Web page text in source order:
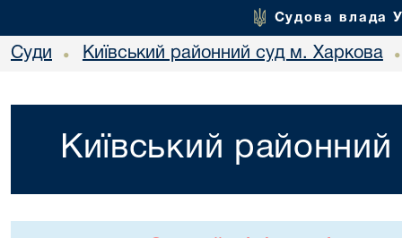
Судова влада
Суди • Київський районний суд м. Харкова •
Київський